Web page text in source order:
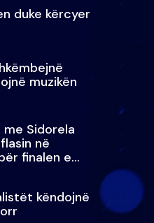
duke kërcyer
muzikën
Sidorela
në
finalen e
këndojnë